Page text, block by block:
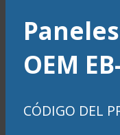
OEM
CÓDIGO DEL